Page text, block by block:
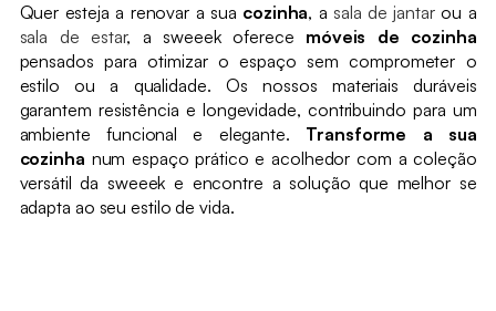
Quer esteja a renovar a sua cozinha, a sala de jantarou a
sala de estar, a sweeek oferece móveis de cozinha
pensados para otimizar o espaço sem comprometer o
estilo ou a qualidade. Os nossos materiais duráveis
garantem resistência e longevidade, contribuindo para um
ambiente funcional e elegante. Transforme a sua
cozinha num espaço prático e acolhedor com a coleção
versátil da sweeek e encontre a solução que melhor se
adapta ao seu estilo de vida.